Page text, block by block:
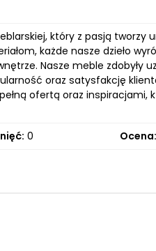
który z pasją tworzy
każde nasze dzieło
Nasze meble zdobyły
oraz satysfakcję
ofertą oraz inspiracjami,
0 Ocena: